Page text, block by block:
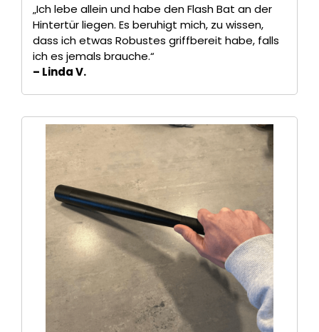
„Ich lebe allein und habe den Flash Bat an der
Hintertür liegen. Es beruhigt mich, zu wissen,
dass ich etwas Robustes griffbereit habe, falls
ich es jemals brauche.“
– Linda V.